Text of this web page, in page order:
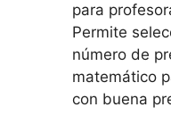
para
Permite
número de
matemático
con buena